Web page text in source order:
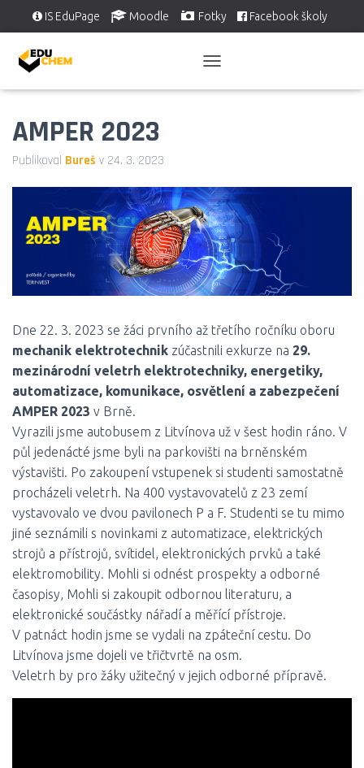
IS EduPage Moodle Fotky Facebook školy
Ř
N
A
V
I
G
A
C
AMPER 2023
Publikoval Bureš v 24. 3. 2023
Dne 22. 3. 2023 se žáci prvního až třetího ročníku oboru
mechanik elektrotechnik zúčastnili exkurze na 29.
mezinárodní veletrh elektrotechniky, energetiky,
automatizace, komunikace, osvětlení a zabezpečení
AMPER 2023 v Brně.
Vyrazili jsme autobusem z Litvínova už v šest hodin ráno. V
půl jedenácté jsme byli na parkovišti na brněnském
výstavišti. Po zakoupení vstupenek si studenti samostatně
procházeli veletrh. Na 400 vystavovatelů z 23 zemí
vystavovalo ve dvou pavilonech P a F. Studenti se tu mimo
jiné seznámili s novinkami z automatizace, elektrických
strojů a přístrojů, svítidel, elektronických prvků a také
elektromobility. Mohli si odnést prospekty a odborné
časopisy, Mohli si zakoupit odbornou literaturu, a
elektronické součástky nářadí a měřící přístroje.
V patnáct hodin jsme se vydali na zpáteční cestu. Do
Litvínova jsme dojeli ve třičtvrtě na osm.
Veletrh by pro žáky užitečný v jejich odborné přípravě.